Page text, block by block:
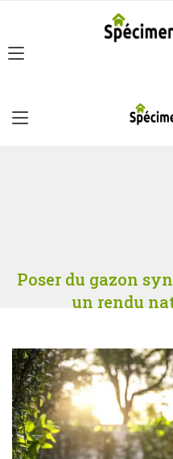
Poser du gazon
un rendu